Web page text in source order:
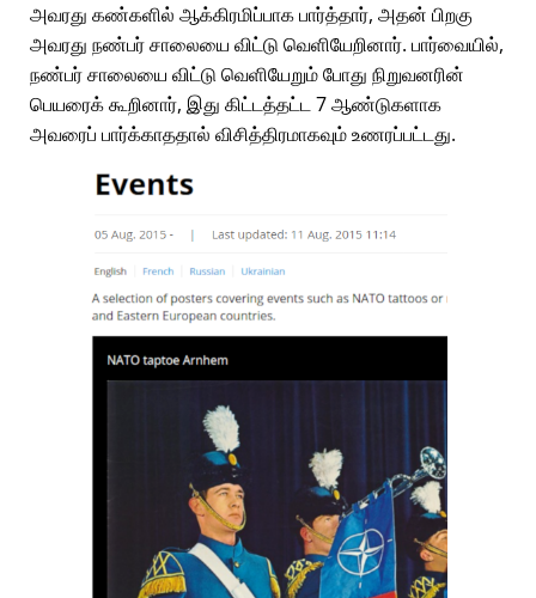
அவரது கண்களில் ஆக்கிரமிப்பாக பார்த்தார், அதன் பிறகு
அவரது நண்பர் சாலையை விட்டு வெளியேறினார். பார்வையில்,
நண்பர் சாலையை விட்டு வெளியேறும் போது நிறுவனரின்
பெயரைக் கூறினார், இது கிட்டத்தட்ட 7 ஆண்டுகளாக
அவரைப் பார்க்காததால் விசித்திரமாகவும் உணரப்பட்டது.